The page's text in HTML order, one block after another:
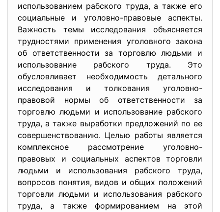
использованием рабского труда, а также его
социальные и уголовно-правовые аспекты.
Важность темы исследования объясняется
трудностями применения уголовного закона
об ответственности за торговлю людьми и
использование рабского труда. Это
обусловливает необходимость детального
исследования и толкования уголовно-
правовой нормы об ответственности за
торговлю людьми и использование рабского
труда, а также выработки предложений по ее
совершенствованию. Целью работы является
комплексное рассмотрение уголовно-
правовых и социальных аспектов торговли
людьми и использования рабского труда,
вопросов понятия, видов и общих положений
торговли людьми и использования рабского
труда, а также формированием на этой